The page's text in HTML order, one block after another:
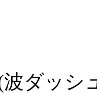
波ダッ